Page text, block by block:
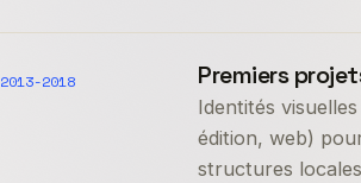
2013-2018 Premiers
Identités
édition, web)
structures